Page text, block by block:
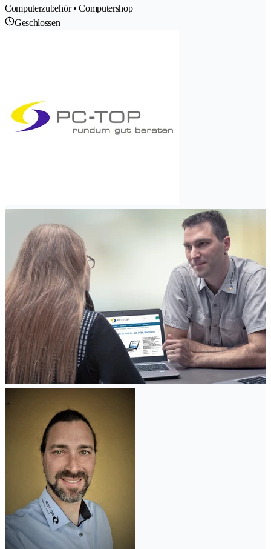
Computerzubehör • Computershop
Geschlossen